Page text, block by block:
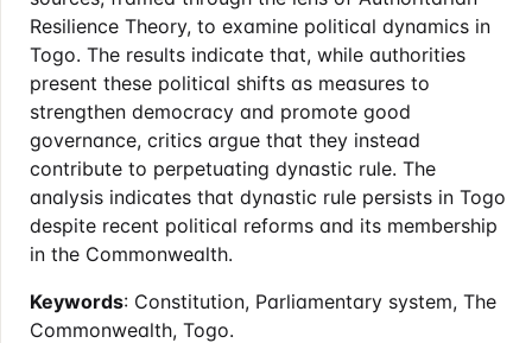
Resilience Theory, to examine political dynamics in
Togo. The results indicate that, while authorities
present these political shifts as measures to
strengthen democracy and promote good
governance, critics argue that they instead
contribute to perpetuating dynastic rule. The
analysis indicates that dynastic rule persists in Togo
despite recent political reforms and its membership
in the Commonwealth.
Keywords: Constitution, Parliamentary system, The
Commonwealth, Togo.